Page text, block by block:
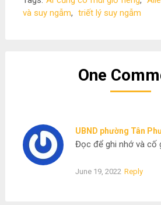
và suy ngẫm, triết lý suy ngẫm
One
UBND phường Tân
Đọc để ghi nhớ và cố
June 19, 2022 Reply